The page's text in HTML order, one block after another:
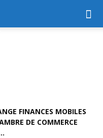
HISTOIRE
HOROSCOPE
POLITIQUE
SANTE
FINANCES MOBILES
DE COMMERCE